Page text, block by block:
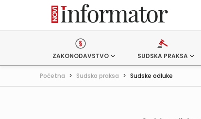
ZAKONODAVSTVO SUDSKA PRAKSA
Početna > Sudska praksa > Sudske odluke